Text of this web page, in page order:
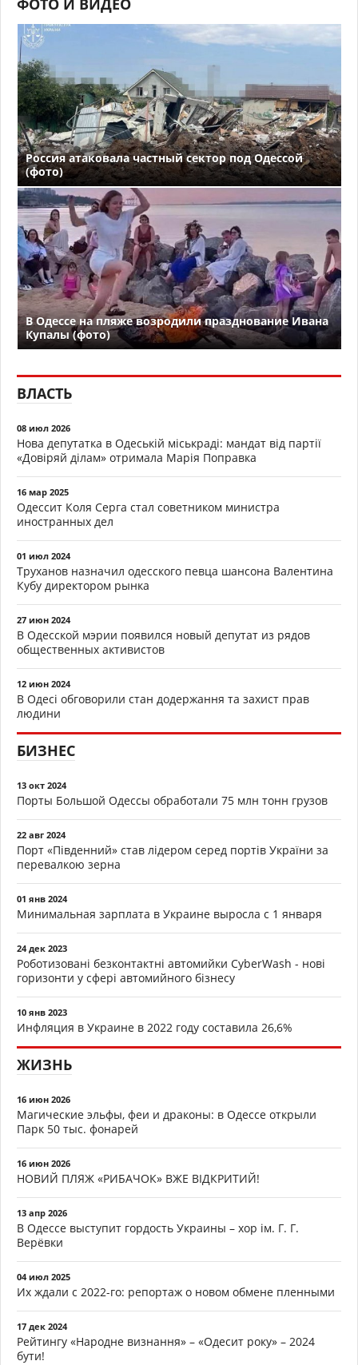
ФОТО И ВИДЕО
Россия атаковала частный сектор под Одессой
(фото)
В Одессе на пляже возродили празднование Ивана
Купалы (фото)
ВЛАСТЬ
08 июл 2026
Нова депутатка в Одеській міськраді: мандат від партії
«Довіряй ділам» отримала Марія Поправка
16 мар 2025
Одессит Коля Серга стал советником министра
иностранных дел
01 июл 2024
Труханов назначил одесского певца шансона Валентина
Кубу директором рынка
27 июн 2024
В Одесской мэрии появился новый депутат из рядов
общественных активистов
12 июн 2024
В Одесі обговорили стан додержання та захист прав
людини
БИЗНЕС
13 окт 2024
Порты Большой Одессы обработали 75 млн тонн грузов
22 авг 2024
Порт «Південний» став лідером серед портів України за
перевалкою зерна
01 янв 2024
Минимальная зарплата в Украине выросла с 1 января
24 дек 2023
Роботизовані безконтактні автомийки CyberWash - нові
горизонти у сфері автомийного бізнесу
10 янв 2023
Инфляция в Украине в 2022 году составила 26,6%
ЖИЗНЬ
16 июн 2026
Магические эльфы, феи и драконы: в Одессе открыли
Парк 50 тыс. фонарей
16 июн 2026
НОВИЙ ПЛЯЖ «РИБАЧОК» ВЖЕ ВІДКРИТИЙ!
13 апр 2026
В Одессе выступит гордость Украины – хор ім. Г. Г.
Верёвки
04 июл 2025
Их ждали с 2022-го: репортаж о новом обмене пленными
17 дек 2024
Рейтингу «Народне визнання» – «Одесит року» – 2024
бути!